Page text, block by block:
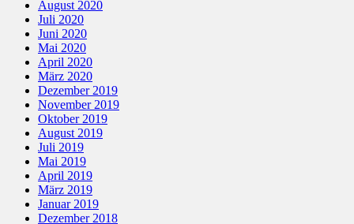
August 2020
Juli 2020
Juni 2020
Mai 2020
April 2020
März 2020
Dezember 2019
November 2019
Oktober 2019
August 2019
Juli 2019
Mai 2019
April 2019
März 2019
Januar 2019
Dezember 2018